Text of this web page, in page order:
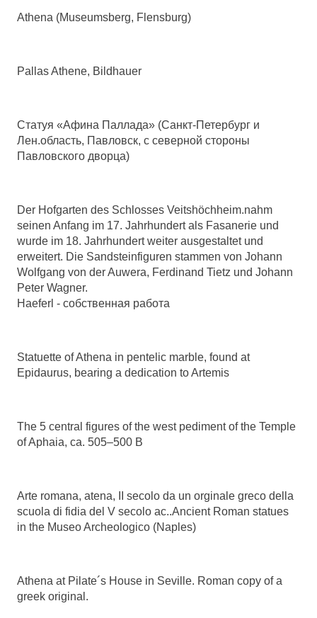
Athena (Museumsberg, Flensburg)
Pallas Athene, Bildhauer
Статуя «Афина Паллада» (Санкт-Петербург и
Лен.область, Павловск, с северной стороны
Павловского дворца)
Der Hofgarten des Schlosses Veitshöchheim.nahm
seinen Anfang im 17. Jahrhundert als Fasanerie und
wurde im 18. Jahrhundert weiter ausgestaltet und
erweitert. Die Sandsteinfiguren stammen von Johann
Wolfgang von der Auwera, Ferdinand Tietz und Johann
Peter Wagner.
Haeferl - собственная работа
Statuette of Athena in pentelic marble, found at
Epidaurus, bearing a dedication to Artemis
The 5 central figures of the west pediment of the Temple
of Aphaia, ca. 505–500 B
Arte romana, atena, II secolo da un orginale greco della
scuola di fidia del V secolo ac..Ancient Roman statues
in the Museo Archeologico (Naples)
Athena at Pilate´s House in Seville. Roman copy of a
greek original.